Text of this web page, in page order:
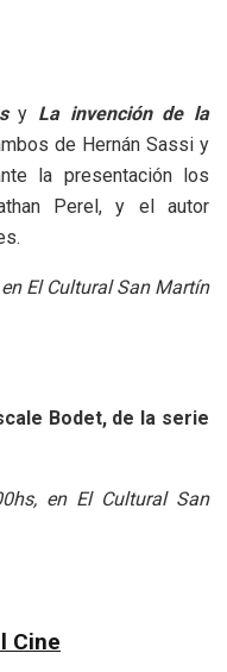
y La invención de la
de Hernán Sassi y
la presentación los
Perel, y el autor
El Cultural San Martín
Bodet, de la serie
en El Cultural San
Cine